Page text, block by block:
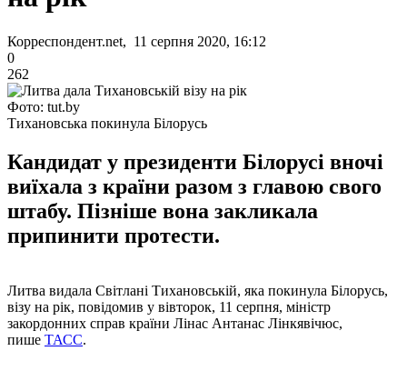
Корреспондент.net, 11 серпня 2020, 16:12
0
262
Фото: tut.by
Тихановська покинула Білорусь
Кандидат у президенти Білорусі вночі
виїхала з країни разом з главою свого
штабу. Пізніше вона закликала
припинити протести.
Литва видала Світлані Тихановській, яка покинула Білорусь,
візу на рік, повідомив у вівторок, 11 серпня, міністр
закордонних справ країни Лінас Антанас Лінкявічюс,
пише ТАСС.